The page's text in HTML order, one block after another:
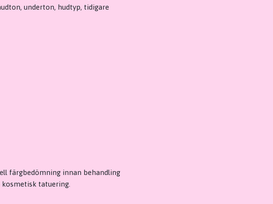
underton, hudtyp, tidigare
färgbedömning innan behandling
tatuering.